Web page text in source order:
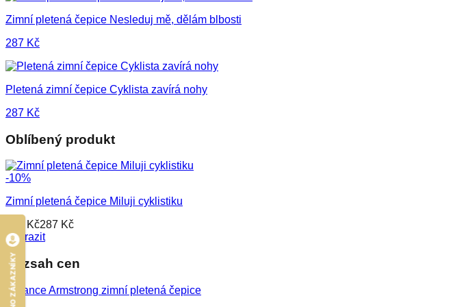
Zimní pletená čepice Nesleduj mě, dělám blbosti
287 Kč
Pletená zimní čepice Cyklista zavírá nohy
287 Kč
Oblíbený produkt
-10%
Zimní pletená čepice Miluji cyklistiku
Kč287 Kč
Zobrazit
Rozsah cen
MIN